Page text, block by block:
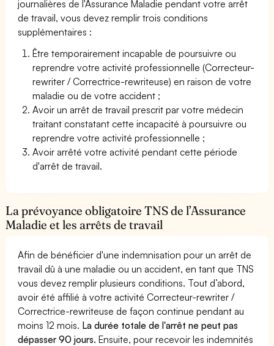
journalières de l'Assurance Maladie pendant votre arrêt
de travail, vous devez remplir trois conditions
supplémentaires :
Être temporairement incapable de poursuivre ou
reprendre votre activité professionnelle (Correcteur-
rewriter / Correctrice-rewriteuse) en raison de votre
maladie ou de votre accident ;
Avoir un arrêt de travail prescrit par votre médecin
traitant constatant cette incapacité à poursuivre ou
reprendre votre activité professionnelle ;
Avoir arrêté votre activité pendant cette période
d'arrêt de travail.
La prévoyance obligatoire TNS de l’Assurance
Maladie et les arrêts de travail
Afin de bénéficier d'une indemnisation pour un arrêt de
travail dû à une maladie ou un accident, en tant que TNS
vous devez remplir plusieurs conditions. Tout d’abord,
avoir été affilié à votre activité Correcteur-rewriter /
Correctrice-rewriteuse de façon continue pendant au
moins 12 mois. La durée totale de l'arrêt ne peut pas
dépasser 90 jours. Ensuite, pour recevoir les indemnités